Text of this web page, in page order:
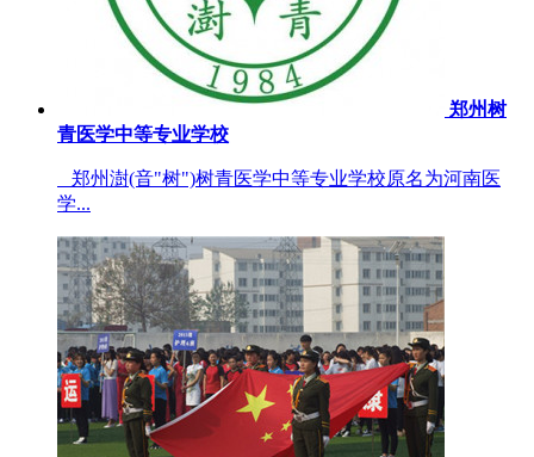
郑州树
青医学中等专业学校
郑州澍(音"树")树青医学中等专业学校原名为河南医
学...